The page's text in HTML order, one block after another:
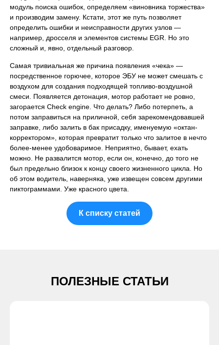
модуль поиска ошибок, определяем «виновника торжества»
и производим замену. Кстати, этот же путь позволяет
определить ошибки и неисправности других узлов —
например, дросселя и элементов системы EGR. Но это
сложный и, явно, отдельный разговор.
Самая тривиальная же причина появления «чека» —
посредственное горючее, которое ЭБУ не может смешать с
воздухом для создания подходящей топливо-воздушной
смеси. Появляется детонация, мотор работает не ровно,
загорается Check engine. Что делать? Либо потерпеть, а
потом заправиться на приличной, себя зарекомендовавшей
заправке, либо залить в бак присадку, именуемую «октан-
корректором», которая превратит только что залитое в нечто
более-менее удобоваримое. Неприятно, бывает, ехать
можно. Не развалится мотор, если он, конечно, до того не
был предельно близок к концу своего жизненного цикла. Но
об этом водитель, наверняка, уже извещен совсем другими
пиктограммами. Уже красного цвета.
К списку статей
ПОЛЕЗНЫЕ СТАТЬИ